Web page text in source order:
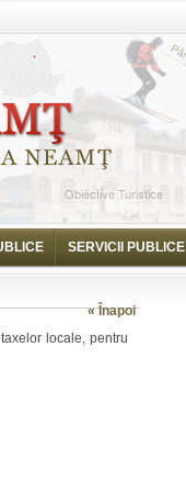
SERVICII PUBLICE
« Înapoi
locale, pentru